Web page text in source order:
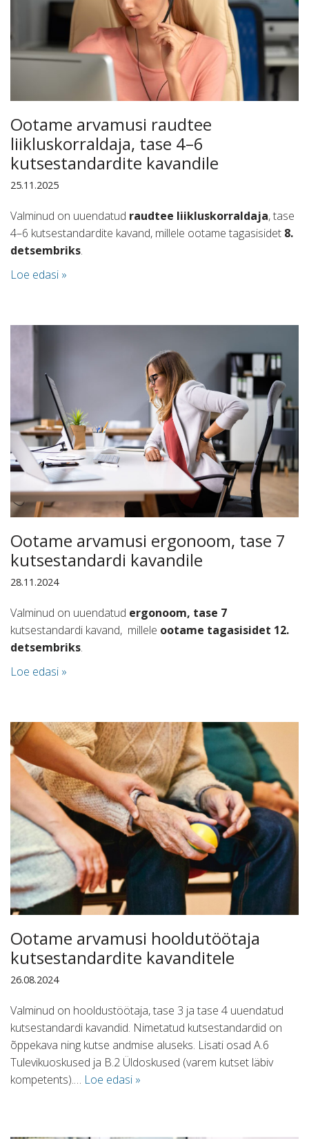
Ootame arvamusi raudtee
liikluskorraldaja, tase 4–6
kutsestandardite kavandile
25.11.2025
Valminud on uuendatud raudtee liikluskorraldaja, tase
4–6 kutsestandardite kavand, millele ootame tagasisidet 8.
detsembriks.
Loe edasi »
Ootame arvamusi ergonoom, tase 7
kutsestandardi kavandile
28.11.2024
Valminud on uuendatud ergonoom, tase 7
kutsestandardi kavand, millele ootame tagasisidet 12.
detsembriks.
Loe edasi »
Ootame arvamusi hooldutöötaja
kutsestandardite kavanditele
26.08.2024
Valminud on hooldustöötaja, tase 3 ja tase 4 uuendatud
kutsestandardi kavandid. Nimetatud kutsestandardid on
õppekava ning kutse andmise aluseks. Lisati osad A.6
Tulevikuoskused ja B.2 Üldoskused (varem kutset läbiv
kompetents).… Loe edasi »